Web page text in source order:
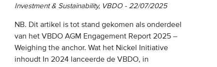
Investment & Sustainability, VBDO - 22/07/2025
NB. Dit artikel is tot stand gekomen als onderdeel
van het VBDO AGM Engagement Report 2025 –
Weighing the anchor. Wat het Nickel Initiative
inhoudt In 2024 lanceerde de VBDO, in